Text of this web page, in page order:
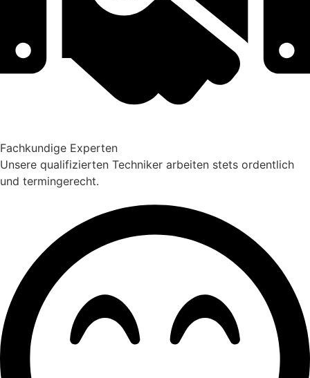
Fachkundige Experten
Unsere qualifizierten Techniker arbeiten stets ordentlich
und termingerecht.